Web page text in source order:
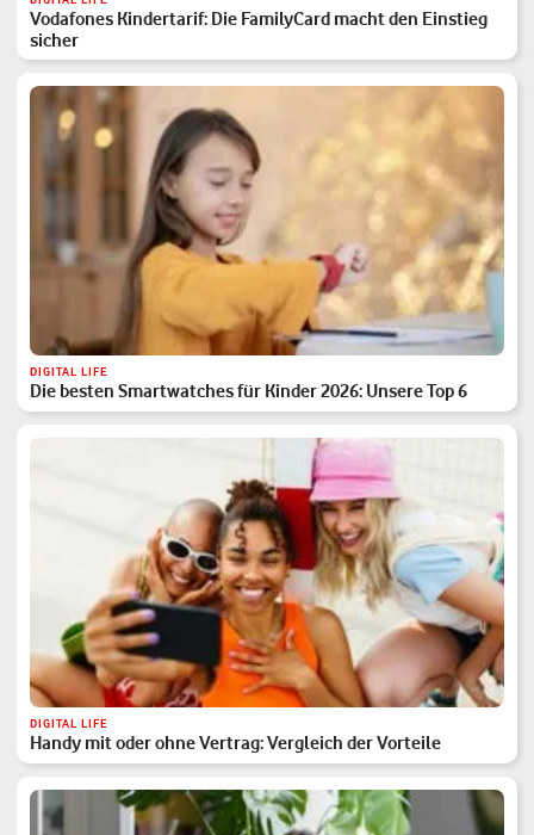
Vodafones Kindertarif: Die FamilyCard macht den Einstieg
sicher
DIGITAL LIFE
Die besten Smartwatches für Kinder 2026: Unsere Top 6
DIGITAL LIFE
Handy mit oder ohne Vertrag: Vergleich der Vorteile